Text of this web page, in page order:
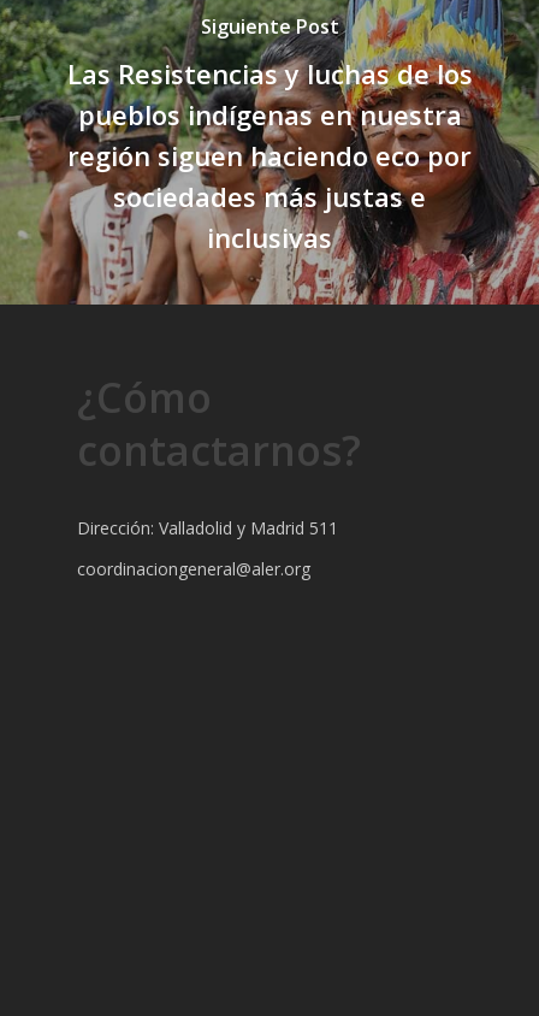
Siguiente Post
Las Resistencias y luchas de los
pueblos indígenas en nuestra
región siguen haciendo eco por
sociedades más justas e
inclusivas
¿Cómo
contactarnos?
Dirección: Valladolid y Madrid 511
coordinaciongeneral@aler.org